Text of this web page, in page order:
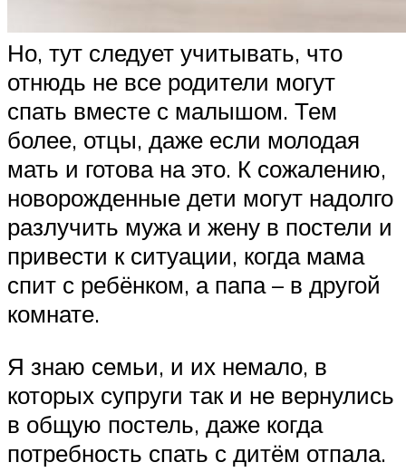
Но, тут следует учитывать, что
отнюдь не все родители могут
спать вместе с малышом. Тем
более, отцы, даже если молодая
мать и готова на это. К сожалению,
новорожденные дети могут надолго
разлучить мужа и жену в постели и
привести к ситуации, когда мама
спит с ребёнком, а папа – в другой
комнате.
Я знаю семьи, и их немало, в
которых супруги так и не вернулись
в общую постель, даже когда
потребность спать с дитём отпала.